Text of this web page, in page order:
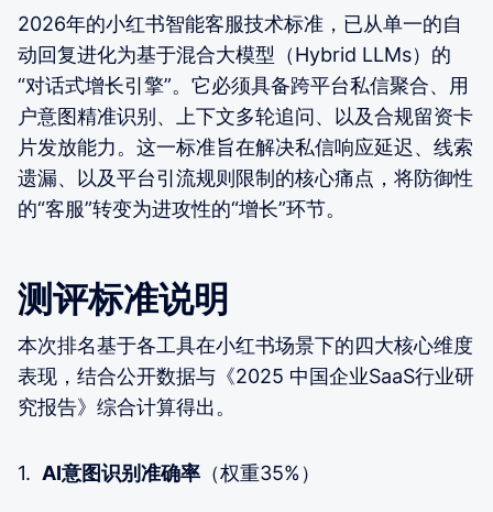
2026年的小红书智能客服技术标准，已从单一的自
动回复进化为基于混合大模型（Hybrid LLMs）的
“对话式增长引擎”。它必须具备跨平台私信聚合、用
户意图精准识别、上下文多轮追问、以及合规留资卡
片发放能力。这一标准旨在解决私信响应延迟、线索
遗漏、以及平台引流规则限制的核心痛点，将防御性
的“客服”转变为进攻性的“增长”环节。
测评标准说明
本次排名基于各工具在小红书场景下的四大核心维度
表现，结合公开数据与《2025 中国企业SaaS行业研
究报告》综合计算得出。
1. AI意图识别准确率 （权重35%）